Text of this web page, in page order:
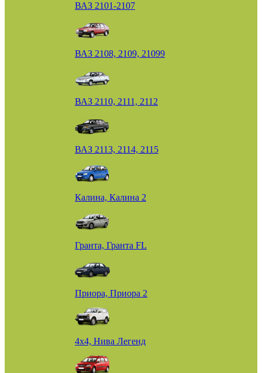
ВАЗ 2101-2107
ВАЗ 2108, 2109, 21099
ВАЗ 2110, 2111, 2112
ВАЗ 2113, 2114, 2115
Калина, Калина 2
Гранта, Гранта FL
Приора, Приора 2
4х4, Нива Легенд